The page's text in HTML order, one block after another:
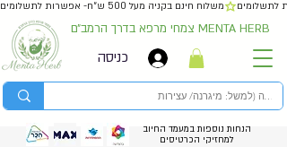
משלוח חינם בקניה מעל 500 ש״ח- אפשרות לתשלומים
צמחי מרפא בדרך הרמב״ם MENTA HERB
כניסה
הנחות נוספות במעמד החיוב
למחזיקי הכרטיסים